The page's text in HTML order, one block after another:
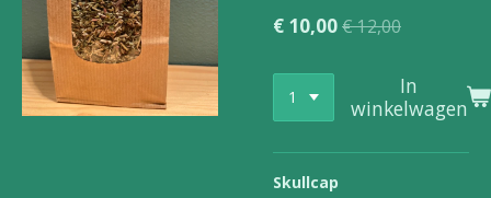
€ 10,00€ 12,00
In
winkelwagen
Skullcap